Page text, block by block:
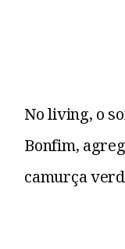
No living, o
Bonfim,
camurça